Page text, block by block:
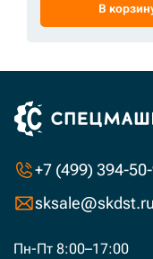
В
+7 (499) 394-
sksale@skdst.ru
Пн-Пт 8:00–17:00